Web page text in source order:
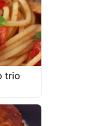
trio